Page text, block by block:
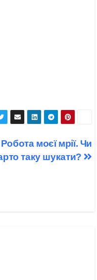
Робота моєї мрії. Чи
таку шукати?